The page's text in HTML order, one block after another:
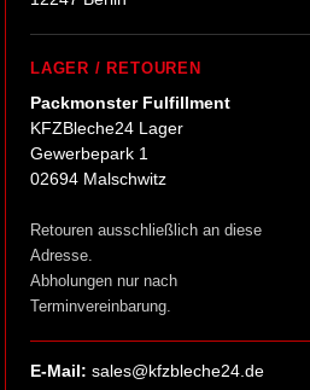
LAGER / RETOUREN
Packmonster Fulfillment
KFZBleche24 Lager
Gewerbepark 1
02694 Malschwitz
Retouren ausschließlich an diese
Adresse.
Abholungen nur nach
Terminvereinbarung.
E-Mail: sales@kfzbleche24.de